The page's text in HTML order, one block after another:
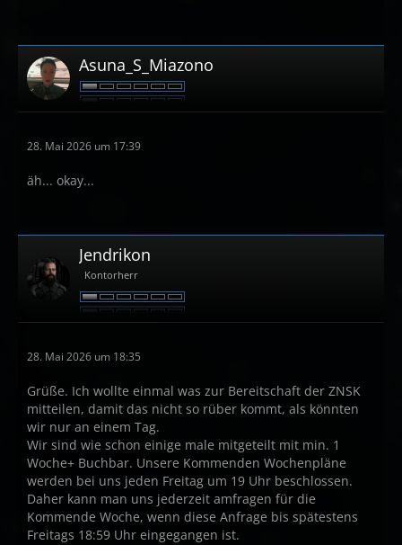
Asuna_S_Miazono
28. Mai 2026 um 17:39
äh... okay...
Jendrikon
Kontorherr
28. Mai 2026 um 18:35
Grüße. Ich wollte einmal was zur Bereitschaft der ZNSK
mitteilen, damit das nicht so rüber kommt, als könnten
wir nur an einem Tag.
Wir sind wie schon einige male mitgeteilt mit min. 1
Woche+ Buchbar. Unsere Kommenden Wochenpläne
werden bei uns jeden Freitag um 19 Uhr beschlossen.
Daher kann man uns jederzeit amfragen für die
Kommende Woche, wenn diese Anfrage bis spätestens
Freitags 18:59 Uhr eingegangen ist.